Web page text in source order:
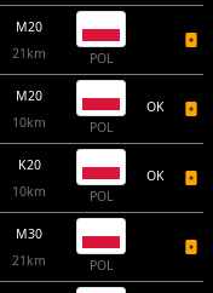
M20
21km
POL
M20
10km
POL
OK
K20
10km
POL
OK
M30
21km
POL